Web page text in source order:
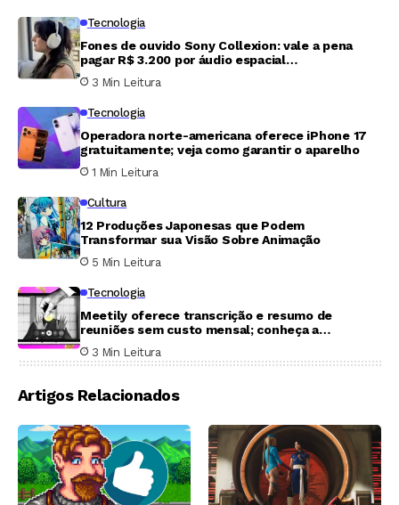
Tecnologia
Fones de ouvido Sony Collexion: vale a pena
pagar R$ 3.200 por áudio espacial
revolucionário?
3 Min Leitura
Tecnologia
Operadora norte-americana oferece iPhone 17
gratuitamente; veja como garantir o aparelho
1 Min Leitura
Cultura
12 Produções Japonesas que Podem
Transformar sua Visão Sobre Animação
5 Min Leitura
Tecnologia
Meetily oferece transcrição e resumo de
reuniões sem custo mensal; conheça a
ferramenta
3 Min Leitura
Artigos Relacionados